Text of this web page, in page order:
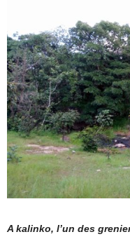
A kalinko, l’un des